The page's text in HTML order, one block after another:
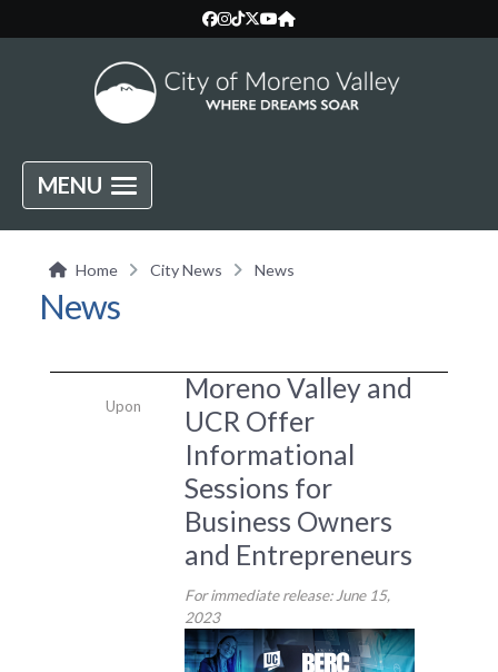
MENU
Home City News News
News
Moreno Valley and
UCR Offer
Informational
Sessions for
Business Owners
and Entrepreneurs
For immediate release: June 15,
2023
Upon